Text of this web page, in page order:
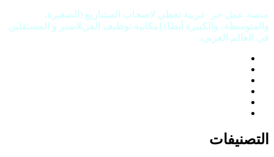
منصة عمل حر عربية تعطي لاصحاب المشاريع (الصغيرة،
والمتوسطة، والكبيرة أيضًا) إمكانية توظيف الفريلانسر و المستقلين
في العالم العربي.
التصنيفات